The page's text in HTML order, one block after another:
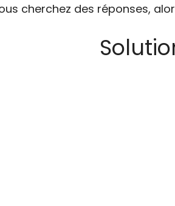
cherchez des réponses,